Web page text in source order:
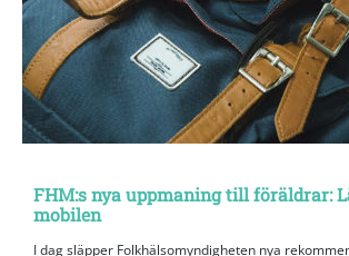
FHM:s nya uppmaning till föräldrar:
mobilen
I dag släpper Folkhälsomyndigheten nya